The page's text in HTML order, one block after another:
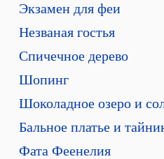
Экзамен для феи
Незваная гостья
Спичечное дерево
Шопинг
Шоколадное озеро и
Бальное платье и
Фата Феенелия